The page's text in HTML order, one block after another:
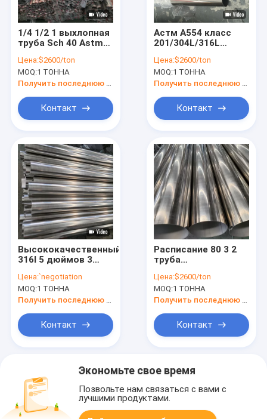
1/4 1/2 1 выхлопная
труба Sch 40 Astm
трубопровода
нержавеющей
стали T304
Цена:$2600/ton
MOQ:1 ТОННА
Контакт
Астм А554 класс
201/304L/316L
стальная труба
зеркальное
полирование
декоративное
Цена:$2600/ton
MOQ:1 ТОННА
Контакт
Высококачественный
316l 5 дюймов 3
нержавеющей
стали выхлопные
трубы квадрат
Цена:`negotiation
MOQ:1 ТОННА
Получить последнюю цену
Контакт
Расписание 80 3 2
труба
стали NO.4 дюйма
316 316 304 201
поставщика трубки
стали 316l
Цена:$2600/ton
MOQ:1 ТОННА
Получить последнюю цену
Контакт
Экономьте свое время
Позвольте нам связаться с вами с
лучшими продуктами.